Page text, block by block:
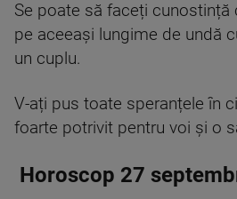
Se poate să faceți cunostință
pe aceeași lungime de undă
un cuplu.
V-ați pus toate speranțele în
foarte potrivit pentru voi și o
Horoscop 27